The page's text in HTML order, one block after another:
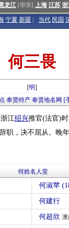
龙江 [华东] 上海 江苏
宁夏 新疆 当代 民国
何三畏
[明]
奉贤特产 奉贤地名网 [
江绍兴推官(法官)
职，决不屈从。晚
何姓名人堂
何淑苹
何建行
何超欣